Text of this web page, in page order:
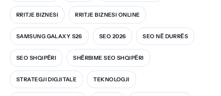
RRITJE BIZNESI RRITJE BIZNESI ONLINE
SAMSUNG GALAXY S26 SEO 2026 SEO NË DURRËS
SEO SHQIPËRI SHËRBIME SEO SHQIPËRI
STRATEGJI DIGJITALE TEKNOLOGJI